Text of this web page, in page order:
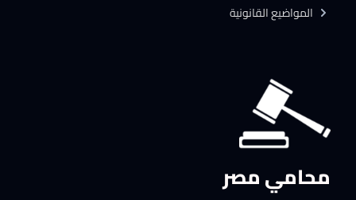
محامي مصر
المواضيع القانونية